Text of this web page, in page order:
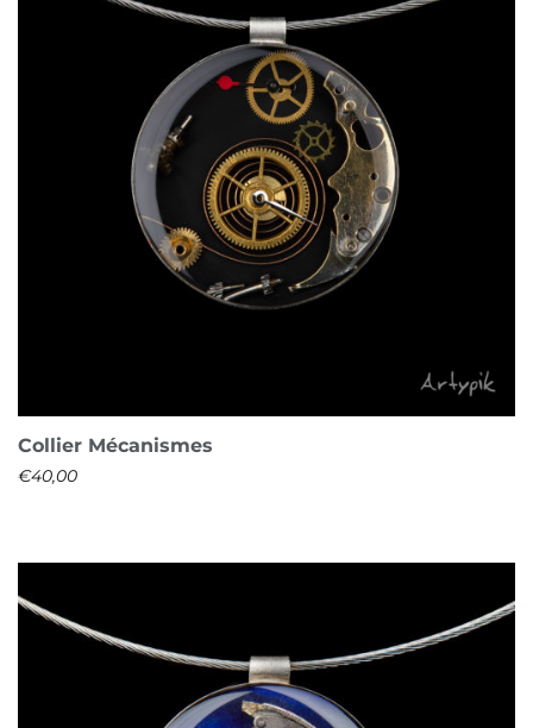
Collier Mécanismes
€40,00